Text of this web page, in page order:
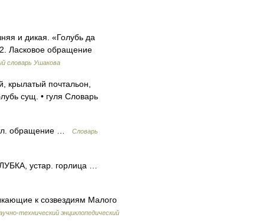
и дикая. «Голубь да
Ласковое обращение
словарь Ушакова
крылатый почтальон,
сущ. • гуля Словарь
обращение …
Словарь
устар. горлица …
к созвездиям Малого
технический энциклопедический